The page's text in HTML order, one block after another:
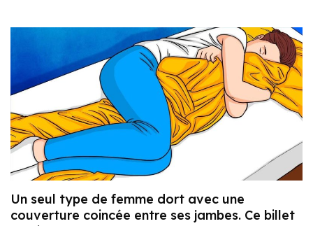
Un seul type de femme dort avec une
couverture coincée entre ses jambes. Ce billet